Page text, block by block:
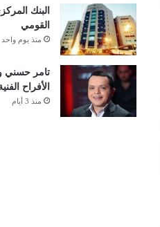
البنك
القومي
منذ يوم واحد
تامر حسني
الأفراح
منذ 3 أيام